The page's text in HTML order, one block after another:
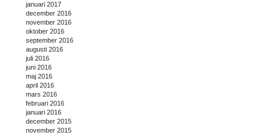
januari 2017
december 2016
november 2016
oktober 2016
september 2016
augusti 2016
juli 2016
juni 2016
maj 2016
april 2016
mars 2016
februari 2016
januari 2016
december 2015
november 2015